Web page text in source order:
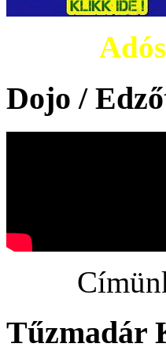
Dojo /
Címünk:
Tűzmadár